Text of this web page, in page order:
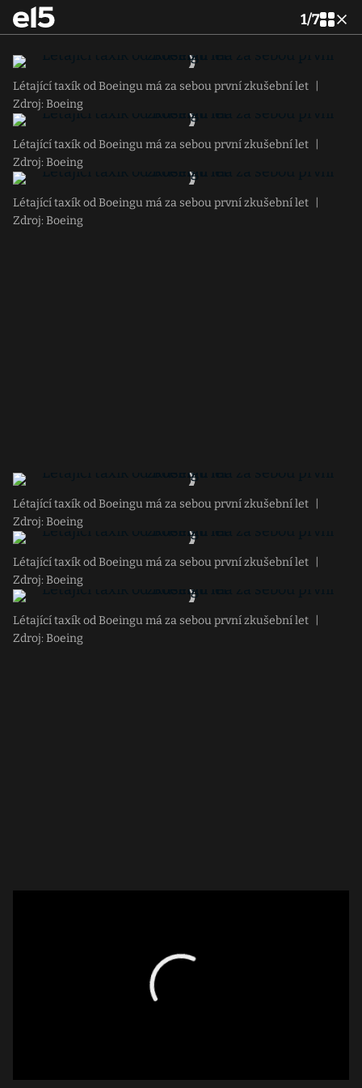
1/7
Létající taxík od Boeingu má za sebou první zkušební let
Zdroj: Boeing
Létající taxík od Boeingu má za sebou první zkušební let
Zdroj: Boeing
Létající taxík od Boeingu má za sebou první zkušební let
Zdroj: Boeing
Létající taxík od Boeingu má za sebou první zkušební let
Zdroj: Boeing
Létající taxík od Boeingu má za sebou první zkušební let
Zdroj: Boeing
Létající taxík od Boeingu má za sebou první zkušební let
Zdroj: Boeing